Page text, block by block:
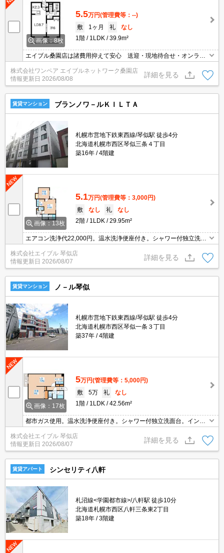
画像：8枚
5.5万円(管理費等：--)
敷
1ヶ月 礼
なし
1階
1LDK 39.9m²
エイブル桑園店は諸費用抑えて安心 送迎・現地待合せ・オンライ
株式会社ワンペア エイブルネットワーク桑園店
情報更新日 2026/08/08
詳細を見る
賃貸マンション ブランノワ－ルＫＩＬＴＡ
札幌市営地下鉄東西線/琴似駅 徒歩4分
北海道札幌市西区琴似三条４丁目
築16年
4階建
画像：13枚
5.1万円(管理費等：3,000円)
敷
なし 礼
なし
2階
1LDK 29.95m²
エアコン洗浄代22,000円。温水洗浄便座付き。シャワー付独立洗面
TVインターホン付き。クローゼット付。角部屋。初期費用カード払
い可。
株式会社エイブル 琴似店
情報更新日 2026/08/07
詳細を見る
賃貸マンション ノ－ル琴似
札幌市営地下鉄東西線/琴似駅 徒歩4分
北海道札幌市西区琴似一条３丁目
築37年
4階建
画像：17枚
5万円(管理費等：5,000円)
敷
5万 礼
なし
1階
1LDK 42.56m²
都市ガス使用。温水洗浄便座付き。シャワー付独立洗面台。インタ
り。バルコニー。札幌市営地下鉄東西線琴似駅まで徒歩3分。初期
費用カード払い可。
株式会社エイブル 琴似店
情報更新日 2026/08/07
詳細を見る
賃貸アパート シンセリティ八軒
札沼線<学園都市線>/八軒駅 徒歩10分
北海道札幌市西区八軒三条東2丁目
築18年
3階建